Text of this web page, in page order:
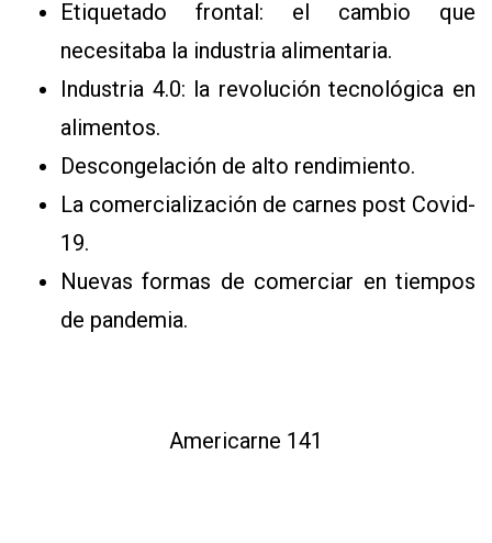
CONTÁCTENOS
AYUDA
TÉRMINOS
CONDICIONES
MAPA
SITIO
Etiquetado frontal: el cambio que
necesitaba la industria alimentaria.
Industria 4.0: la revolución tecnológica en
alimentos.
Descongelación de alto rendimiento.
La comercialización de carnes post Covid-
19.
Nuevas formas de comerciar en tiempos
de pandemia.
Americarne 141